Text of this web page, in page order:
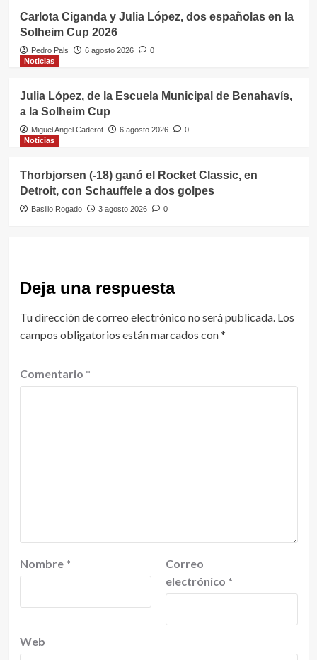
Carlota Ciganda y Julia López, dos españolas en la
Solheim Cup 2026
Pedro Pals 6 agosto 2026
0
Noticias
Julia López, de la Escuela Municipal de Benahavís,
a la Solheim Cup
Miguel Angel Caderot 6 agosto 2026
0
Noticias
Thorbjorsen (-18) ganó el Rocket Classic, en
Detroit, con Schauffele a dos golpes
Basilio Rogado 3 agosto 2026 0
Deja una respuesta
Tu dirección de correo electrónico no será publicada. Los
campos obligatorios están marcados con*
Comentario *
Nombre *
Correo
electrónico *
Web